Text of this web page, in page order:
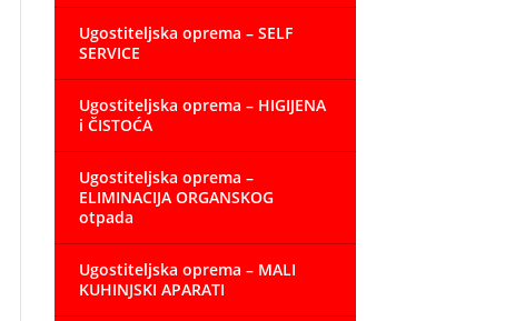
Ugostiteljska oprema – SELF
SERVICE
Ugostiteljska oprema – HIGIJENA
i ČISTOĆA
Ugostiteljska oprema –
ELIMINACIJA ORGANSKOG
otpada
Ugostiteljska oprema – MALI
KUHINJSKI APARATI